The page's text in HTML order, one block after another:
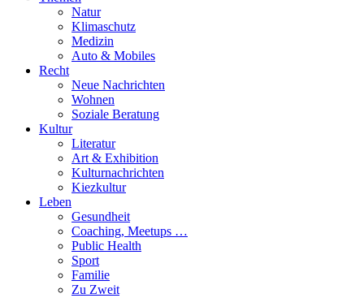
Natur
Klimaschutz
Medizin
Auto & Mobiles
Recht
Neue Nachrichten
Wohnen
Soziale Beratung
Kultur
Literatur
Art & Exhibition
Kulturnachrichten
Kiezkultur
Leben
Gesundheit
Coaching, Meetups …
Public Health
Sport
Familie
Zu Zweit